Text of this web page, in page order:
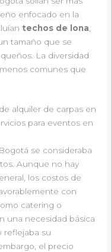
enfocado en la
techos de lona
tamaño que se
La diversidad
comunes que
alquiler de carpas en
para eventos en
se consideraba
Aunque no hay
los costos de
con
catering o
una necesidad básica
reflejaba su
el precio